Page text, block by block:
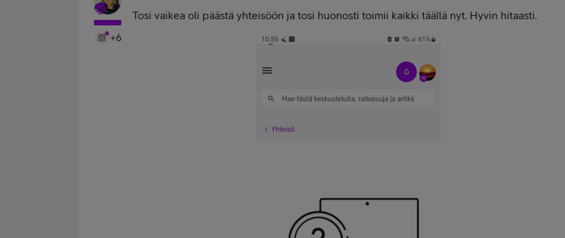
+6
Tosi vaikea oli päästä yhteisöön ja tosi huonosti toimii kaikki täällä nyt. Hyvin hitaasti.